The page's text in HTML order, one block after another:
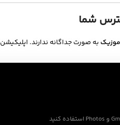
شما
موزیک به صورت جداگانه ندارند. اپلیکیشن